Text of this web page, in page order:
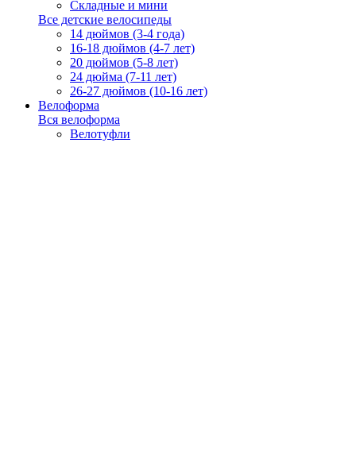
Складные и мини
Все детские велосипеды
14 дюймов (3-4 года)
16-18 дюймов (4-7 лет)
20 дюймов (5-8 лет)
24 дюйма (7-11 лет)
26-27 дюймов (10-16 лет)
Велоформа
Вся велоформа
Велотуфли